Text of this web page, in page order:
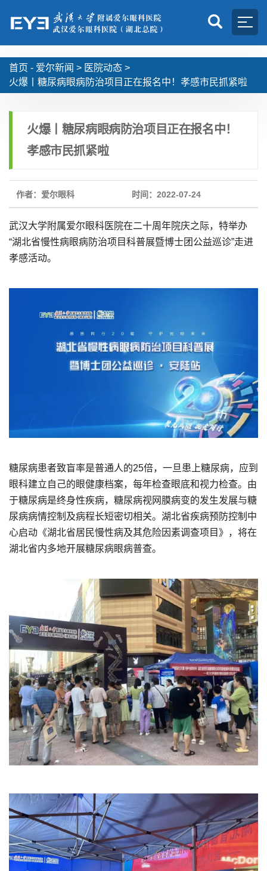
首页 - 爱尔新闻 > 医院动态 >
火爆丨糖尿病眼病防治项目正在报名中！孝感市民抓紧啦
火爆丨糖尿病眼病防治项目正在报名中！
孝感市民抓紧啦
作者：爱尔眼科 时间：2022-07-24
武汉大学附属爱尔眼科医院在二十周年院庆之际，特举办
“湖北省慢性病眼病防治项目科普展暨博士团公益巡诊”走进
孝感活动。
糖尿病患者致盲率是普通人的25倍，一旦患上糖尿病，应到
眼科建立自己的眼健康档案，每年检查眼底和视力检查。由
于糖尿病是终身性疾病，糖尿病视网膜病变的发生发展与糖
尿病病情控制及病程长短密切相关。湖北省疾病预防控制中
心启动《湖北省居民慢性病及其危险因素调查项目》，将在
湖北省内多地开展糖尿病眼病普查。